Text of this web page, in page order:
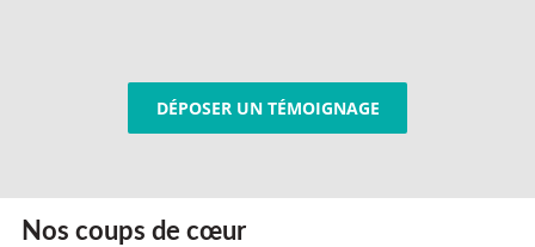
DÉPOSER UN TÉMOIGNAGE
Nos coups de cœur